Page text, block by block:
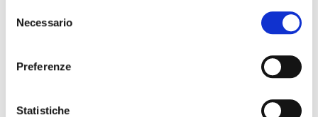
delNecessario
Preferenze
Statistiche